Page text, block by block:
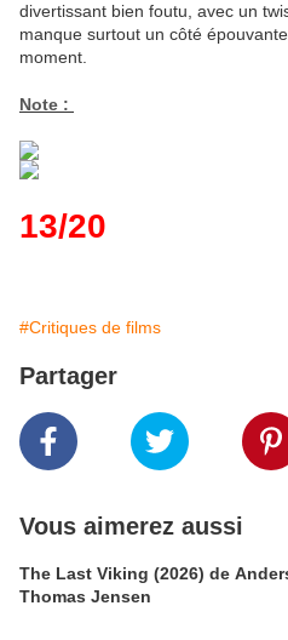
divertissant bien foutu, avec un
manque surtout un côté
moment.
Note :
13/20
#Critiques de films
Partager
Vous aimerez aussi
The Last Viking (2026) de
Thomas Jensen